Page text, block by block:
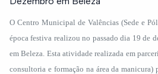
O Centro Municipal de Valências (Sede e
época festiva realizou no passado dia 19 de
em Beleza. Esta atividade realizada em
consultoria e formação na área da